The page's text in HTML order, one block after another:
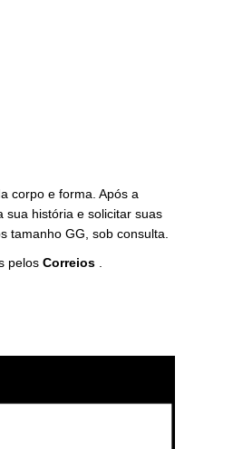
corpo e forma. Após a
sua história e solicitar suas
tamanho GG, sob consulta.
pelos Correios